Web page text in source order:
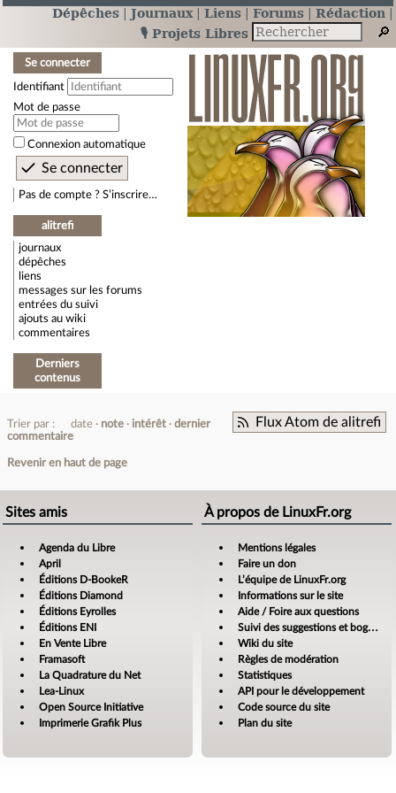
Dépêches Journaux Liens Forums
Rédaction
🎙️ Projets Libres
Se connecter
Identifiant
Mot de passe
Connexion automatique
Pas de compte ? S’inscrire…
alitrefi
journaux
dépêches
liens
messages sur les forums
entrées du suivi
ajouts au wiki
commentaires
Derniers
contenus
Flux Atom de alitrefi
Trier par : date note intérêt
dernier
commentaire
Revenir en haut de page
Sites amis
Agenda du Libre
April
Éditions D-BookeR
Éditions Diamond
Éditions Eyrolles
Éditions ENI
En Vente Libre
Framasoft
La Quadrature du Net
Lea-Linux
Open Source Initiative
Imprimerie Grafik Plus
À propos de LinuxFr.org
Mentions légales
Faire un don
L’équipe de LinuxFr.org
Informations sur le site
Aide / Foire aux questions
Suivi des suggestions et bogues
Wiki du site
Règles de modération
Statistiques
API pour le développement
Code source du site
Plan du site